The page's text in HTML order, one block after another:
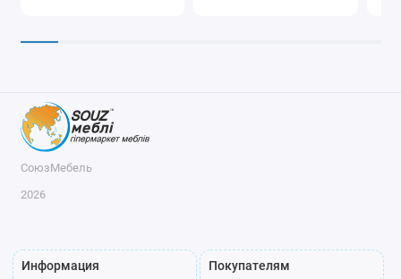
СоюзМебель
2026
Информация Покупателям